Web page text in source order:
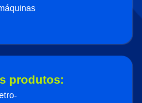
produtos: